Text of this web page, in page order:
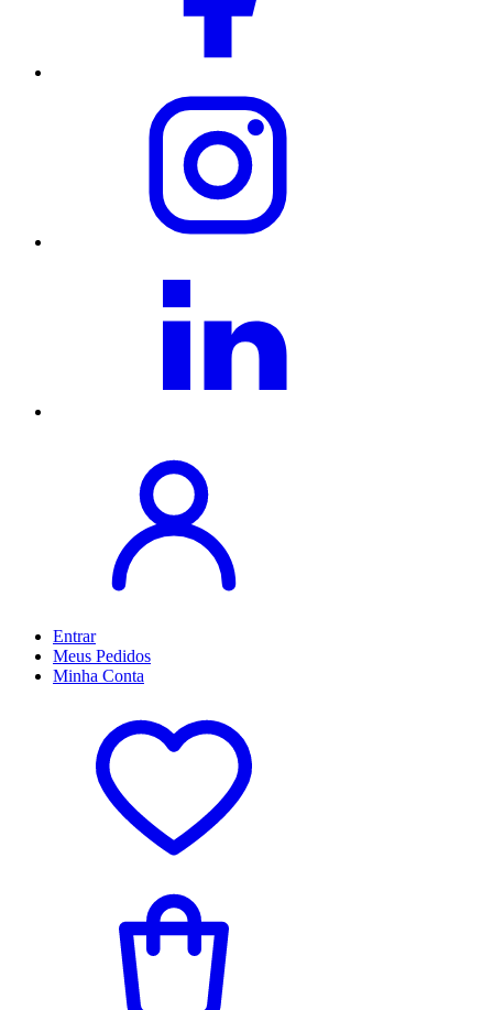
Entrar
Meus Pedidos
Minha Conta